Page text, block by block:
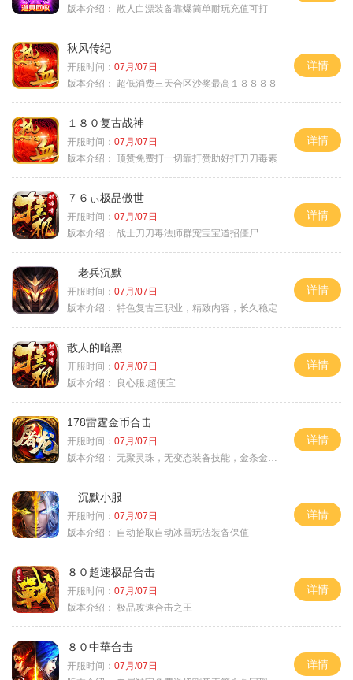
版本介绍： 散人白漂装备靠爆简单耐玩充值可打
秋风传纪
开服时间： 07月/07日
版本介绍：
超低消费三天合区沙奖最高１８８８８
详情
１８０复古战神
开服时间： 07月/07日
版本介绍： 顶赞免费打一切靠打赞助好打刀刀毒素
详情
７６ぃ极品傲世
开服时间： 07月/07日
版本介绍： 战士刀刀毒法师群宠宝宝道招僵尸
详情
老兵沉默
开服时间： 07月/07日
版本介绍： 特色复古三职业，精致内容，长久稳定
详情
散人的暗黑
开服时间： 07月/07日
版本介绍：
良心服.超便宜
详情
178雷霆金币合击
开服时间： 07月/07日
版本介绍： 无聚灵珠，无变态装备技能，金条金刚石保底
详情
沉默小服
开服时间： 07月/07日
版本介绍：
自动拾取自动冰雪玩法装备保值
详情
８０超速极品合击
开服时间： 07月/07日
版本介绍： 极品攻速合击之王
详情
８０中華合击
开服时间： 07月/07日
详情